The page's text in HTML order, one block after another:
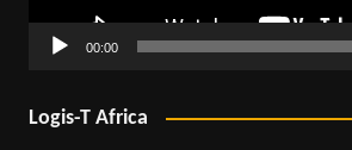
00:00
Logis-T Africa